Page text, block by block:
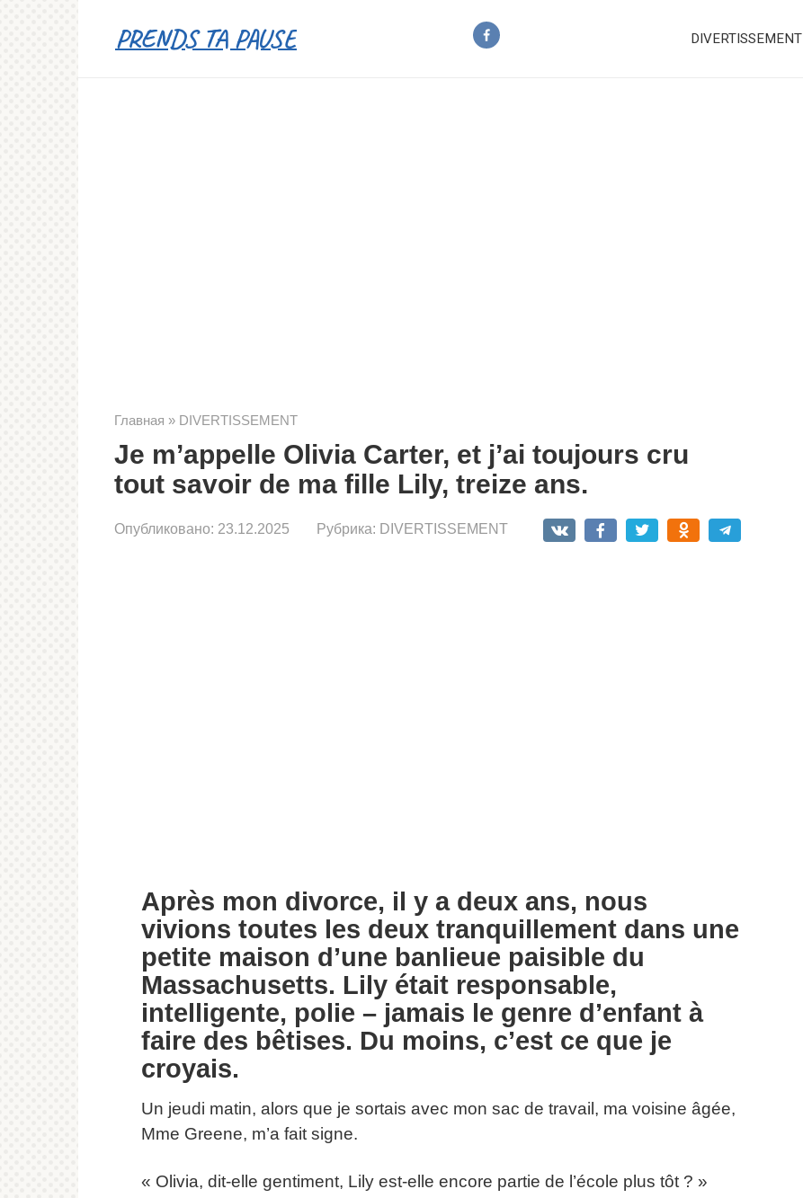
PRENDS TA PAUSE DIVERTISSEMENT
Главная » DIVERTISSEMENT
Je m’appelle Olivia Carter, et j’ai toujours cru
tout savoir de ma fille Lily, treize ans.
Опубликовано: 23.12.2025 Рубрика: DIVERTISSEMENT
Après mon divorce, il y a deux ans, nous
vivions toutes les deux tranquillement dans une
petite maison d’une banlieue paisible du
Massachusetts. Lily était responsable,
intelligente, polie – jamais le genre d’enfant à
faire des bêtises. Du moins, c’est ce que je
croyais.
Un jeudi matin, alors que je sortais avec mon sac de travail, ma voisine âgée,
Mme Greene, m’a fait signe.
« Olivia, dit-elle gentiment, Lily est-elle encore partie de l’école plus tôt ? »